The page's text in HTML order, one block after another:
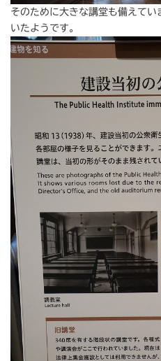
そのために大きな講堂も備えて
いたようです。